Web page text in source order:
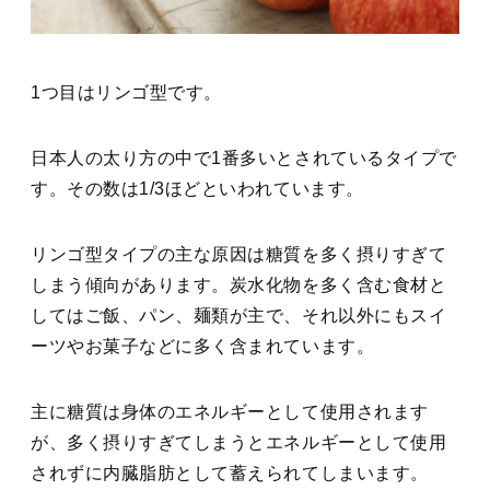
1つ目はリンゴ型です。
日本人の太り方の中で1番多いとされているタイプで
す。その数は1/3ほどといわれています。
リンゴ型タイプの主な原因は糖質を多く摂りすぎて
しまう傾向があります。炭水化物を多く含む食材と
してはご飯、パン、麺類が主で、それ以外にもスイ
ーツやお菓子などに多く含まれています。
主に糖質は身体のエネルギーとして使用されます
が、多く摂りすぎてしまうとエネルギーとして使用
されずに内臓脂肪として蓄えられてしまいます。